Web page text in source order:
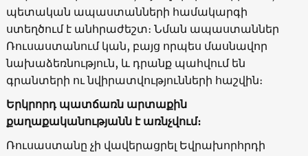
պետական ապաստանների համակարգի
ստեղծում է անհրաժեշտ։ Նման ապաստաններ
Ռուսաստանում կան, բայց որպես մասնավոր
նախաձեռնություն, և դրանք պահվում են
գրանտերի ու նվիրատվությունների հաշվին։
Երկրորդ պատճառն արտաքին
քաղաքականությանն է առնչվում։
Ռուսաստանը չի վավերացրել Եվրախորհրդի